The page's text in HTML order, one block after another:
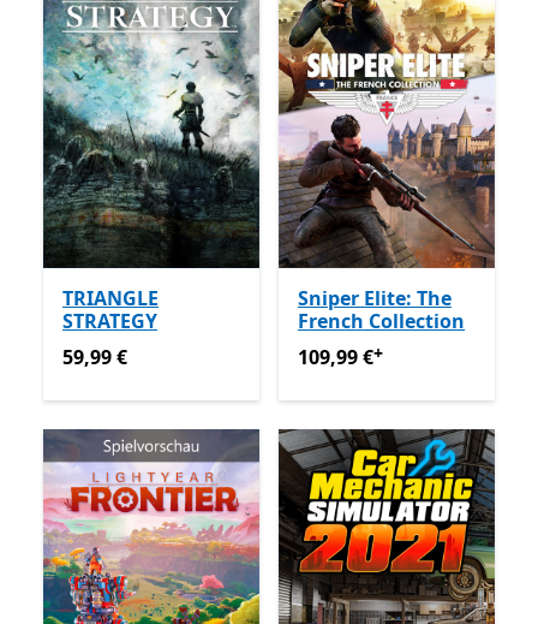
TRIANGLE
STRATEGY
59,99 €
59,99 €
Sniper Elite: The
French Collection
109,99 €Enthält In-App-
109,99 €+